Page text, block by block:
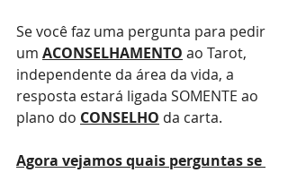
Se você faz uma pergunta para pedir
um ACONSELHAMENTO ao Tarot,
independente da área da vida, a
resposta estará ligada SOMENTE ao
plano do CONSELHO da carta.
Agora vejamos quais perguntas se